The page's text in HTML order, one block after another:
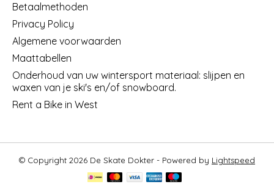
Betaalmethoden
Privacy Policy
Algemene voorwaarden
Maattabellen
Onderhoud van uw wintersport materiaal: slijpen en
waxen van je ski's en/of snowboard.
Rent a Bike in West
© Copyright 2026 De Skate Dokter - Powered by Lightspeed